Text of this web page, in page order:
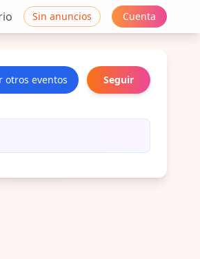
Sin anuncios Cuenta
otros eventos Seguir